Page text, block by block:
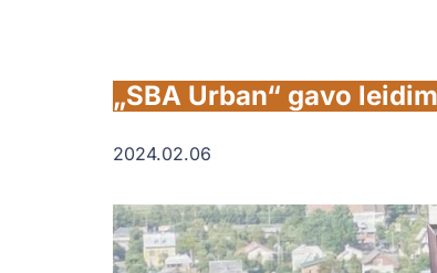
„SBA Urban“ gavo
2024.02.06